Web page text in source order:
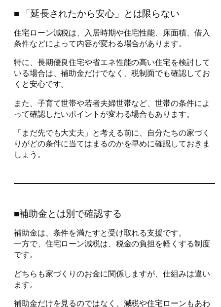
■ 「延長されたから安心」とは限らない
住宅ローン減税は、入居時期や住宅性能、床面積、借入
条件などによって内容が変わる場合があります。
特に、長期優良住宅や省エネ性能の高い住宅を検討して
いる場合は、補助金だけでなく、税制面でも確認してお
くと安心です。
また、子育て世帯や若者夫婦世帯など、世帯の条件によ
って確認したいポイントが変わる場合もあります。
「まだ先でも大丈夫」と考える前に、自分たちの家づく
りがどの条件に当てはまるのかを早めに確認しておきま
しょう。
■補助金とは別で確認する
補助金は、条件を満たすと受け取れる支援です。
一方で、住宅ローン減税は、税金の負担を軽くする制度
です。
どちらも家づくりのお金に関係しますが、仕組みは違い
ます。
補助金だけを見るのではなく、減税や住宅ローンもあわ